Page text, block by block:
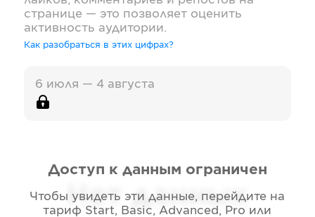
странице — это позволяет оценить
активность аудитории.
Как разобраться в этих цифрах?
6 июля — 4 августа
Нет данных
Доступ к данным ограничен
Чтобы увидеть эти данные, перейдите на
тариф Start, Basic, Advanced, Pro или